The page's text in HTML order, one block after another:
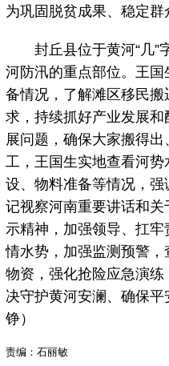
为巩固脱贫成果、稳定群
封丘县位于黄河“几”
河防汛的重点部位。王
备情况，了解滩区移民
求，持续抓好产业发展
展问题，确保大家搬得
工，王国生实地查看河
设、物料准备等情况，
记视察河南重要讲话和
示精神，加强领导、扛
情水势，加强监测预警
物资，强化抢险应急演
决守护黄河安澜、确保
铮）
责编：石丽敏